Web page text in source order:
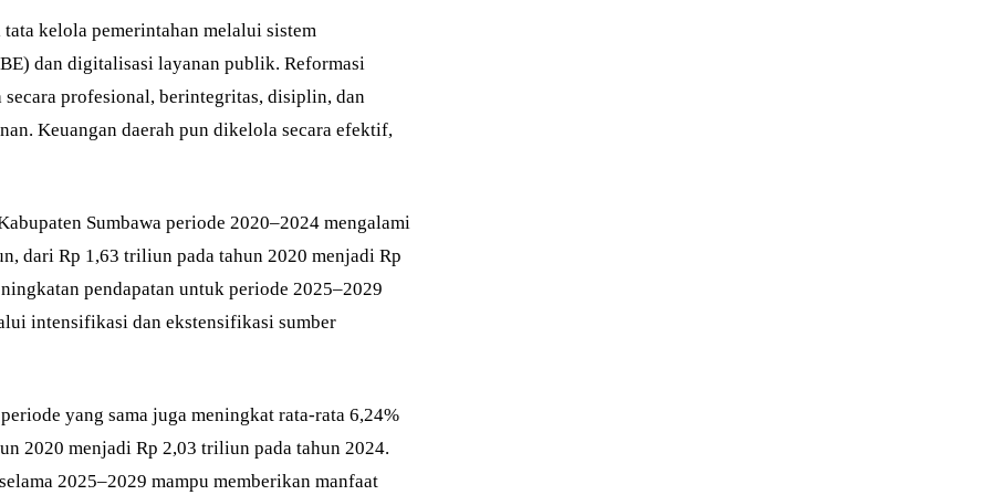
kelola pemerintahan melalui sistem
dan digitalisasi layanan publik. Reformasi
profesional, berintegritas, disiplin, dan
Keuangan daerah pun dikelola secara efektif,
Sumbawa periode 2020–2024 mengalami
dari Rp 1,63 triliun pada tahun 2020 menjadi Rp
pendapatan untuk periode 2025–2029
intensifikasi dan ekstensifikasi sumber
yang sama juga meningkat rata-rata 6,24%
2020 menjadi Rp 2,03 triliun pada tahun 2024.
2025–2029 mampu memberikan manfaat